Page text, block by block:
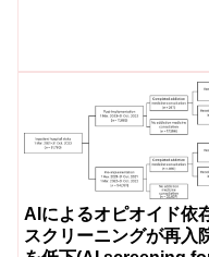
AIによるオピオイド依
スクリーニングが再入